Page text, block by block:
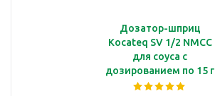
Дозатор-шприц
Kocateq SV 1/2 NMCC
для соуса с
дозированием по 15 г